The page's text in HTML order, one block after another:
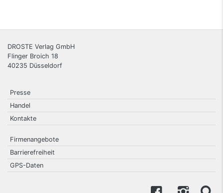
DROSTE Verlag GmbH
Flinger Broich 18
40235 Düsseldorf
Presse
Handel
Kontakte
Firmenangebote
Barrierefreiheit
GPS-Daten